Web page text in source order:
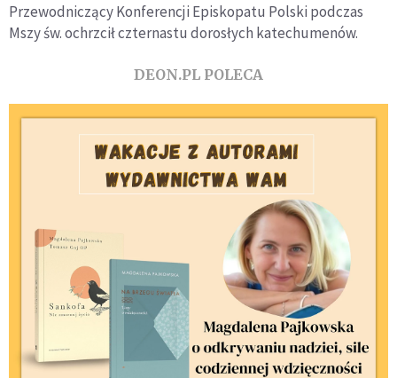
Przewodniczący Konferencji Episkopatu Polski podczas
Mszy św. ochrzcił czternastu dorosłych katechumenów.
DEON.PL POLECA